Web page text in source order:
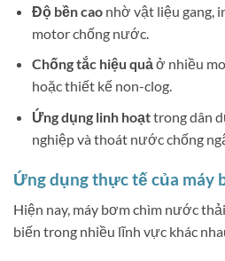
Độ bền caonhờ vật liệu gang,
motor chống nước.
Chống tắc hiệu quảở nhiều
hoặc thiết kế non-clog.
Ứng dụng linh hoạttrong dân
nghiệp và thoát nước chống
Ứng dụng thực tế của máy
Hiện nay, máy bơm chìm nước
biến trong nhiều lĩnh vực khác